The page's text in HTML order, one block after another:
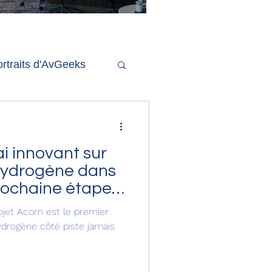
de la
d'AvGeeks
innovant sur
dans
étape
d'une
Acorn est le premier
côté piste jamais